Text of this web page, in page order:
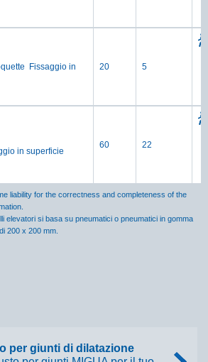
Fissaggio in
20 5
in superficie
60 22
liability for the correctness and completeness of the
elevatori si basa su pneumatici o pneumatici in gomma
200 x 200 mm.
per giunti di dilatazione